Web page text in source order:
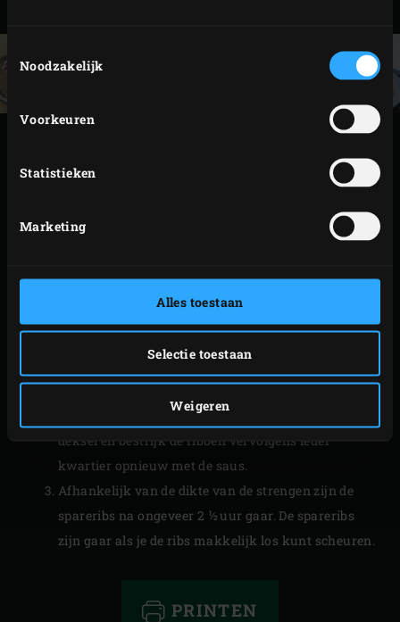
Noodzakelijk
Voorkeuren
Statistieken
Marketing
Alles toestaan
Selectie toestaan
Weigeren
convEGGtor
met de pootjes omhoog en verwarm de EGG tot
Stainless Steel Grid
in de EGG. Plaats hier het
Ribs and Roasting Rackop, zet de spareribs erin en
bestrijk de ribben met de barbecuesaus. Sluit de
deksel en bestrijk de ribben vervolgens ieder
kwartier opnieuw met de saus.
Afhankelijk van de dikte van de strengen zijn de
spareribs na ongeveer 2 ½ uur gaar. De spareribs
zijn gaar als je de ribs makkelijk los kunt scheuren.
PRINTEN